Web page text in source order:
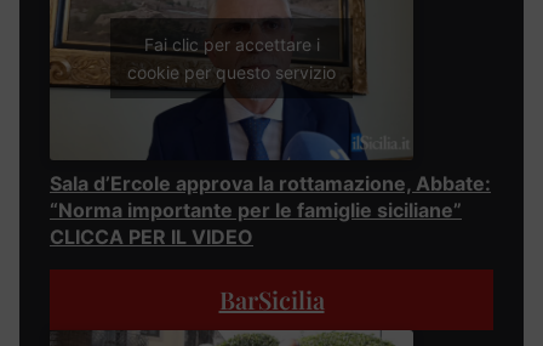
Fai clic per accettare i
cookie per questo servizio
Sala d’Ercole approva la rottamazione, Abbate:
“Norma importante per le famiglie siciliane”
CLICCA PER IL VIDEO
BarSicilia